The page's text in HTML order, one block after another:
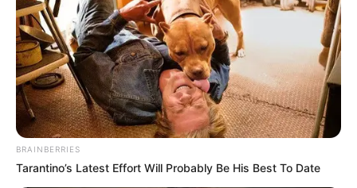
Persyambre (16) : Ce 6 ans, très prometteur, revient
sur le steeple après une excellente course sur les
haies. Il bénéficie d’un poids avantageux.
L’analyse des chevaux à
surveiller dans le Quinté du jour
Benou (3) : Expérimenté dans les gros handicaps, il
BRAINBERRIES
Tarantino’s Latest Effort Will Probably Be His Best To Date